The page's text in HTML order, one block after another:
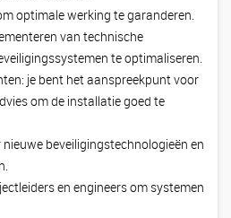
optimale werking te garanderen.
van technische
te optimaliseren.
je bent het aanspreekpunt voor
om de installatie goed te
beveiligingstechnologieën en
en engineers om systemen